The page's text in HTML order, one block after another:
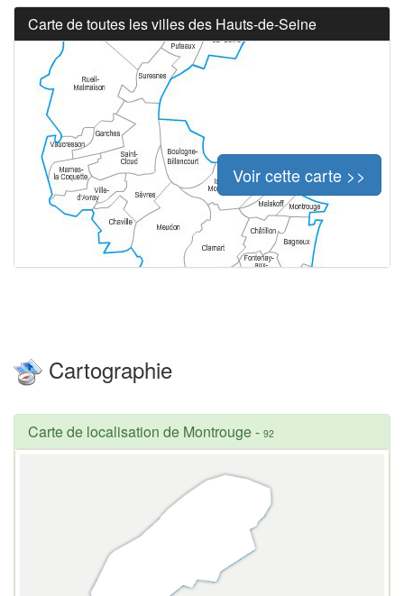
Carte de toutes les villes des Hauts-de-Seine
Voir cette carte >>
Cartographie
Carte de localisation de Montrouge- 92